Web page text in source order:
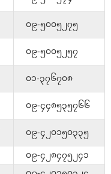
၀၉-၅၀၀၅၂၇၅
၀၉-၅၀၀၅၂၅၇
၀၁-၃၇၆၇၀၈
၀၉-၄၄၈၅၃၅၇၆၆
၀၉-၄၂၀၁၅၀၃၃၅
၀၉-၄၂၈၄၇၅၂၄၁